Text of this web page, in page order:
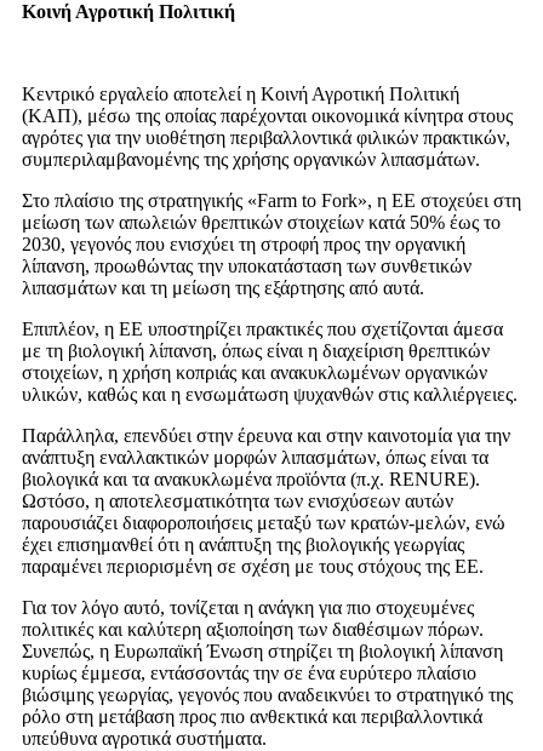
Κοινή Αγροτική Πολιτική
Κεντρικό εργαλείο αποτελεί η Κοινή Αγροτική Πολιτική
(ΚΑΠ), μέσω της οποίας παρέχονται οικονομικά κίνητρα στους
αγρότες για την υιοθέτηση περιβαλλοντικά φιλικών πρακτικών,
συμπεριλαμβανομένης της χρήσης οργανικών λιπασμάτων.
Στο πλαίσιο της στρατηγικής «Farm to Fork», η ΕΕ στοχεύει στη
μείωση των απωλειών θρεπτικών στοιχείων κατά 50% έως το
2030, γεγονός που ενισχύει τη στροφή προς την οργανική
λίπανση, προωθώντας την υποκατάσταση των συνθετικών
λιπασμάτων και τη μείωση της εξάρτησης από αυτά.
Επιπλέον, η ΕΕ υποστηρίζει πρακτικές που σχετίζονται άμεσα
με τη βιολογική λίπανση, όπως είναι η διαχείριση θρεπτικών
στοιχείων, η χρήση κοπριάς και ανακυκλωμένων οργανικών
υλικών, καθώς και η ενσωμάτωση ψυχανθών στις καλλιέργειες.
Παράλληλα, επενδύει στην έρευνα και στην καινοτομία για την
ανάπτυξη εναλλακτικών μορφών λιπασμάτων, όπως είναι τα
βιολογικά και τα ανακυκλωμένα προϊόντα (π.χ. RENURE).
Ωστόσο, η αποτελεσματικότητα των ενισχύσεων αυτών
παρουσιάζει διαφοροποιήσεις μεταξύ των κρατών-μελών, ενώ
έχει επισημανθεί ότι η ανάπτυξη της βιολογικής γεωργίας
παραμένει περιορισμένη σε σχέση με τους στόχους της ΕΕ.
Για τον λόγο αυτό, τονίζεται η ανάγκη για πιο στοχευμένες
πολιτικές και καλύτερη αξιοποίηση των διαθέσιμων πόρων.
Συνεπώς, η Ευρωπαϊκή Ένωση στηρίζει τη βιολογική λίπανση
κυρίως έμμεσα, εντάσσοντάς την σε ένα ευρύτερο πλαίσιο
βιώσιμης γεωργίας, γεγονός που αναδεικνύει το στρατηγικό της
ρόλο στη μετάβαση προς πιο ανθεκτικά και περιβαλλοντικά
υπεύθυνα αγροτικά συστήματα.